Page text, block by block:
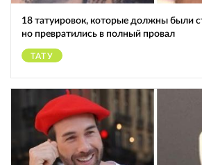
18 татуировок, которые должны были
но превратились в полный провал
ТАТУ